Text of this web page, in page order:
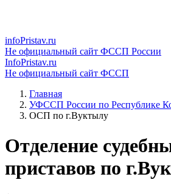
infoPristav.ru
Не официальный сайт ФССП России
InfoPristav.ru
Не официальный сайт ФССП
Главная
УФССП России по Республике
ОСП по г.Вуктылу
Отделение
приставов по